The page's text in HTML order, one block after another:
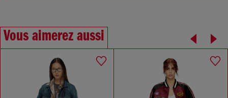
Vous aimerez aussi